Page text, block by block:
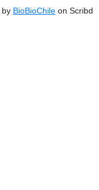
by BioBioChile on Scribd